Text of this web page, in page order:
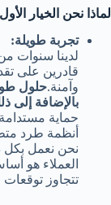
لماذا نحن الخيار
تجربة طويلة:
لدينا سنوات
قادرين على
وآمنة.حلول
بالإضافة إلى
حماية
أنظمة طرد
نحن نعمل بكل
العملاء هو
تتجاوز توقعات